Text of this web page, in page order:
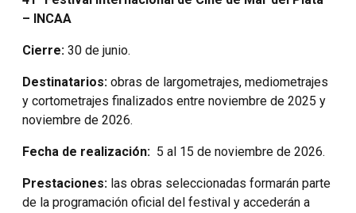
– INCAA
Cierre: 30 de junio.
Destinatarios: obras de largometrajes, mediometrajes
y cortometrajes finalizados entre noviembre de 2025 y
noviembre de 2026.
Fecha de realización: 5 al 15 de noviembre de 2026.
Prestaciones: las obras seleccionadas formarán parte
de la programación oficial del festival y accederán a